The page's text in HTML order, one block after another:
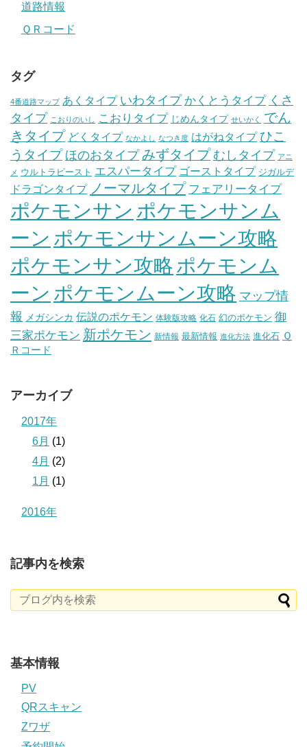
道路情報
ＱＲコード
タグ
4番道路マップ あくタイプ いわタイプ かくとうタイプ くさ
タイプ こおりのいし こおりタイプ じめんタイプ せいかく
でん
きタイプ どくタイプ なかよし なつき度 はがねタイプ ひこ
うタイプ ほのおタイプ みずタイプ むしタイプ アニ
メ ウルトラビースト エスパータイプ ゴーストタイプ ジガルデ
ドラゴンタイプ ノーマルタイプ フェアリータイプ
ポケモンサン ポケモンサンム
ーン ポケモンサンムーン攻略
ポケモンサン攻略ポケモンム
ーン ポケモンムーン攻略 マップ情
報 メガシンカ 伝説のポケモン 体験版攻略 化石 幻のポケモン 御
三家ポケモン 新ポケモン 新情報 最新情報 進化方法 進化石 Ｑ
Ｒコード
アーカイブ
2017年
6月 (1)
4月 (2)
1月 (1)
2016年
記事内を検索
基本情報
PV
QRスキャン
Zワザ